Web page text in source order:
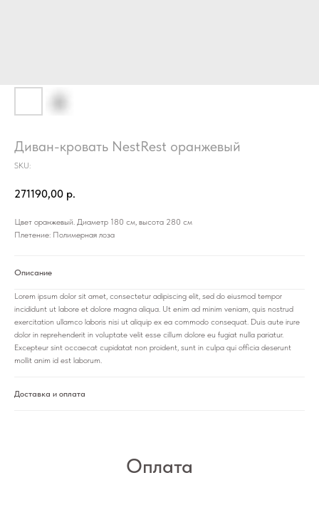
Диван-кровать NestRest оранжевый
SKU:
271190,00 р.
Цвет оранжевый. Диаметр 180 см, высота 280 см
Плетение: Полимерная лоза
Описание
Lorem ipsum dolor sit amet, consectetur adipiscing elit, sed do eiusmod tempor
incididunt ut labore et dolore magna aliqua. Ut enim ad minim veniam, quis nostrud
exercitation ullamco laboris nisi ut aliquip ex ea commodo consequat. Duis aute irure
dolor in reprehenderit in voluptate velit esse cillum dolore eu fugiat nulla pariatur.
Excepteur sint occaecat cupidatat non proident, sunt in culpa qui officia deserunt
mollit anim id est laborum.
Доставка и оплата
Оплата